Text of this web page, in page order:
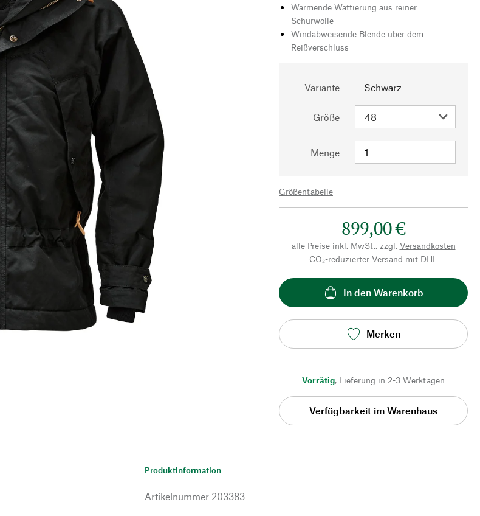
Wärmende Wattierung aus reiner
Schurwolle
Windabweisende Blende über dem
Reißverschluss
Variante Schwarz
Größe
Menge
Größentabelle
899,00 €
alle Preise inkl. MwSt., zzgl. Versandkosten
CO₂-reduzierter Versand mit DHL
In den Warenkorb
Merken
Vorrätig, Lieferung in 2-3 Werktagen
Verfügbarkeit im Warenhaus
Produktinformation
Artikelnummer 203383